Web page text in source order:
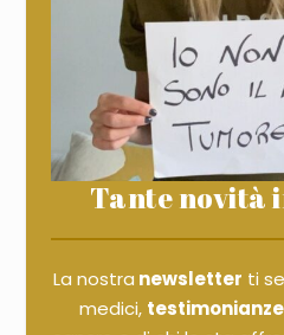
Tante novità
La nostra newsletter ti
medici, testimonianze